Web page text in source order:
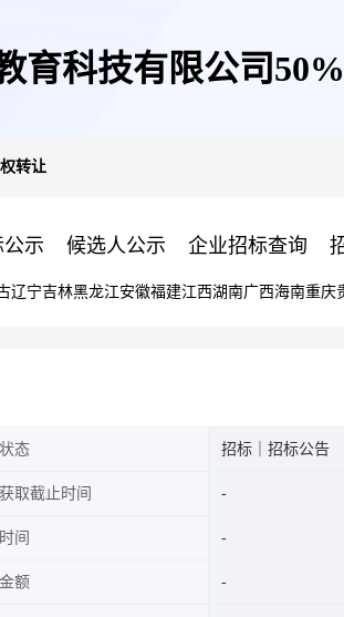
育科技有限公司
转让
公示 候选人公示 企业招标查询
辽宁吉林黑龙江安徽福建江西湖南广西海南重庆
态 招标｜招标公告
取截止时间
间
额